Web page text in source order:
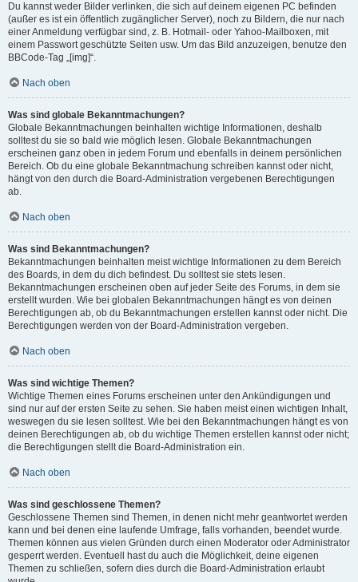
Du kannst weder Bilder verlinken, die sich auf deinem eigenen PC befinden
(außer es ist ein öffentlich zugänglicher Server), noch zu Bildern, die nur nach
einer Anmeldung verfügbar sind, z. B. Hotmail- oder Yahoo-Mailboxen, mit
einem Passwort geschützte Seiten usw. Um das Bild anzuzeigen, benutze den
BBCode-Tag „[img]“.
Nach oben
Was sind globale Bekanntmachungen?
Globale Bekanntmachungen beinhalten wichtige Informationen, deshalb
solltest du sie so bald wie möglich lesen. Globale Bekanntmachungen
erscheinen ganz oben in jedem Forum und ebenfalls in deinem persönlichen
Bereich. Ob du eine globale Bekanntmachung schreiben kannst oder nicht,
hängt von den durch die Board-Administration vergebenen Berechtigungen
ab.
Nach oben
Was sind Bekanntmachungen?
Bekanntmachungen beinhalten meist wichtige Informationen zu dem Bereich
des Boards, in dem du dich befindest. Du solltest sie stets lesen.
Bekanntmachungen erscheinen oben auf jeder Seite des Forums, in dem sie
erstellt wurden. Wie bei globalen Bekanntmachungen hängt es von deinen
Berechtigungen ab, ob du Bekanntmachungen erstellen kannst oder nicht. Die
Berechtigungen werden von der Board-Administration vergeben.
Nach oben
Was sind wichtige Themen?
Wichtige Themen eines Forums erscheinen unter den Ankündigungen und
sind nur auf der ersten Seite zu sehen. Sie haben meist einen wichtigen Inhalt,
weswegen du sie lesen solltest. Wie bei den Bekanntmachungen hängt es von
deinen Berechtigungen ab, ob du wichtige Themen erstellen kannst oder nicht;
die Berechtigungen stellt die Board-Administration ein.
Nach oben
Was sind geschlossene Themen?
Geschlossene Themen sind Themen, in denen nicht mehr geantwortet werden
kann und bei denen eine laufende Umfrage, falls vorhanden, beendet wurde.
Themen können aus vielen Gründen durch einen Moderator oder Administrator
gesperrt werden. Eventuell hast du auch die Möglichkeit, deine eigenen
Themen zu schließen, sofern dies durch die Board-Administration erlaubt